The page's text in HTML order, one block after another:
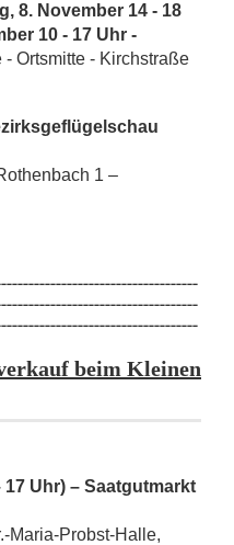
8. November 14 - 18
10 - 17 Uhr -
Ortsmitte - Kirchstraße
1 –
beim Kleinen
17 Uhr) – Saatgutmarkt
Maria-Probst-Halle,